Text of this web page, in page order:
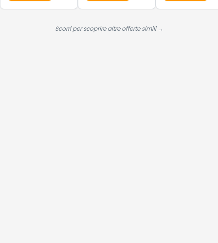
Piedini,
Scorri per scoprire altre offerte simili →